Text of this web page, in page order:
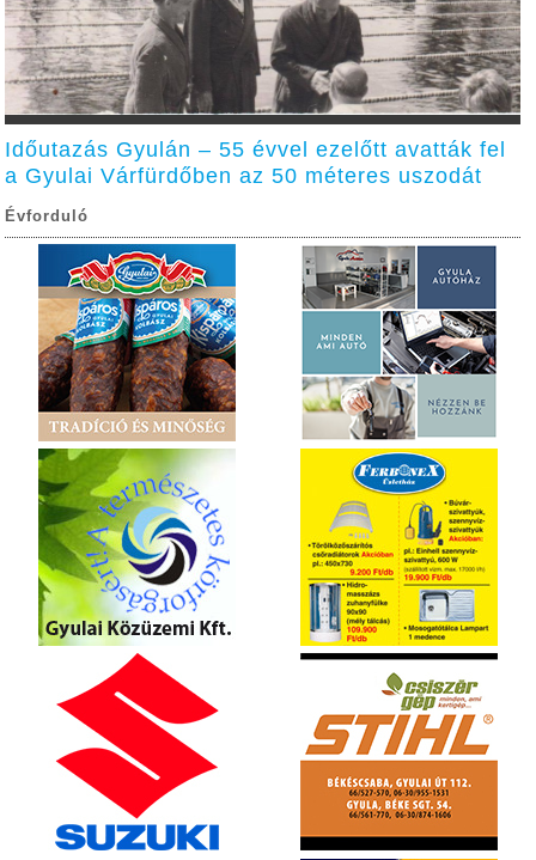
Időutazás Gyulán – 55 évvel ezelőtt avatták fel
a Gyulai Várfürdőben az 50 méteres uszodát
Évforduló